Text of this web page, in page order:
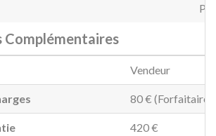
Vendeur
80 €
420 €